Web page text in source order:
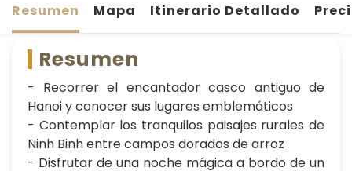
Resumen Mapa Itinerario Detallado
Resumen
- Recorrer el encantador casco antiguo de
Hanoi y conocer sus lugares emblemáticos
- Contemplar los tranquilos paisajes rurales de
Ninh Binh entre campos dorados de arroz
- Disfrutar de una noche mágica a bordo de un